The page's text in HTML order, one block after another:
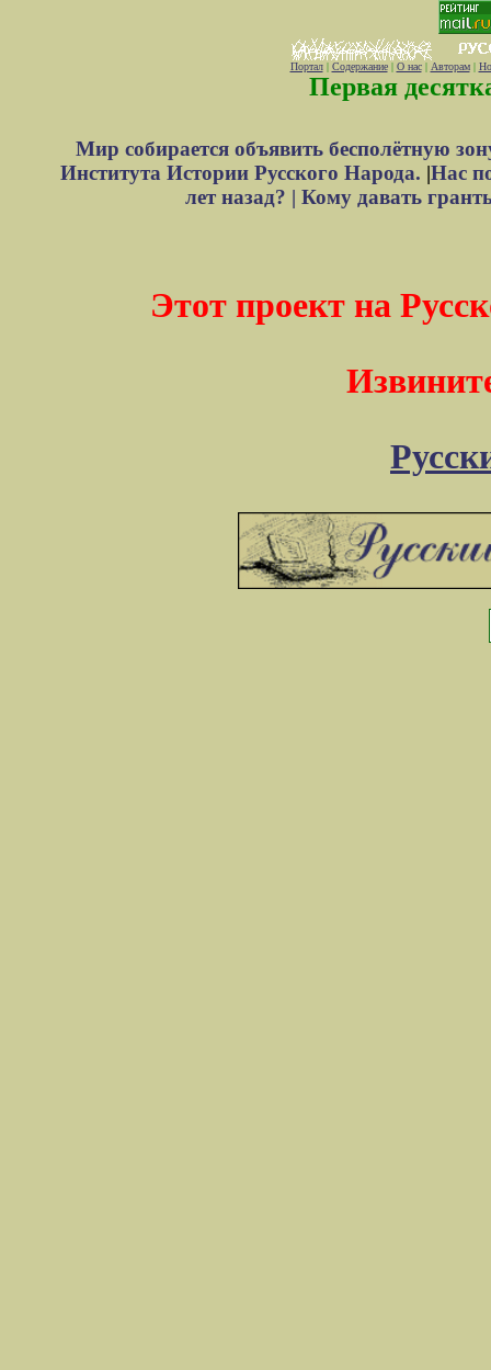
Портал| Содержание| О нас| Авторам|
Первая
Мир собирается объявить бесполётную
Института Истории Русского Народа. |Нас
лет назад? | Кому давать
Этот проект на